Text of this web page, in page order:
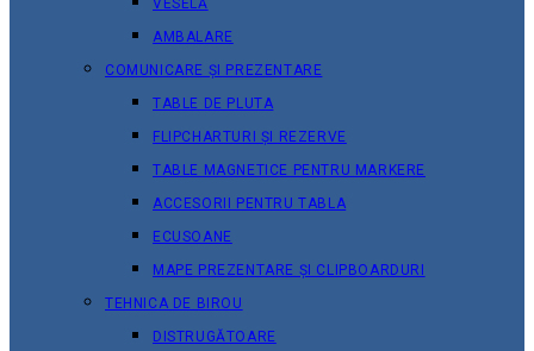
VESELĂ
AMBALARE
COMUNICARE ȘI PREZENTARE
TABLE DE PLUTA
FLIPCHARTURI ȘI REZERVE
TABLE MAGNETICE PENTRU MARKERE
ACCESORII PENTRU TABLA
ECUSOANE
MAPE PREZENTARE ȘI CLIPBOARDURI
TEHNICA DE BIROU
DISTRUGĂTOARE